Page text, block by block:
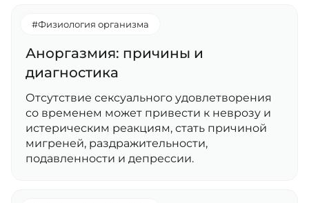
#Физиология организма
Аноргазмия: причины и
диагностика
Отсутствие сексуального удовлетворения
со временем может привести к неврозу и
истерическим реакциям, стать причиной
мигреней, раздражительности,
подавленности и депрессии.